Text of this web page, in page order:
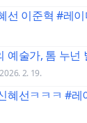
선 이준혁 #레
예술가, 톰 누넌
2026. 2. 19.
혜선ㅋㅋㅋ #레